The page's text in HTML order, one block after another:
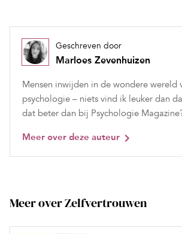
Geschreven door
Marloes Zevenhuizen
Mensen inwijden in de wondere wereld
psychologie – niets vind ik leuker dan
dat beter dan bij Psychologie
Meer over deze auteur
Meer over Zelfvertrouwen